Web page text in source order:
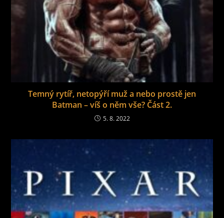
Temný rytíř, netopýří muž a nebo prostě jen
Batman – víš o něm vše? Část 2.
5. 8. 2022